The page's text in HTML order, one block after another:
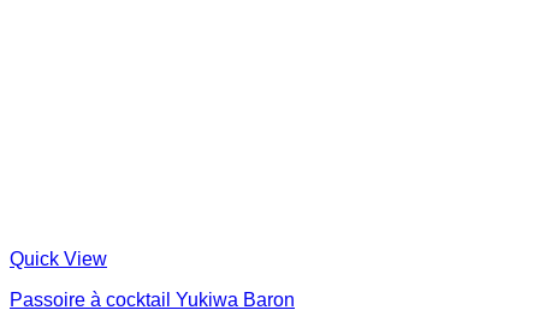
Quick View
Passoire à cocktail Yukiwa Baron